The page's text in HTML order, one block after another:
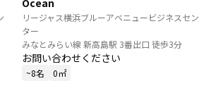
Ocean
リージャス横浜ブルーアベニュービジネスセン
ター
みなとみらい線 新高島駅 3番出口 徒歩3分
お問い合わせください
~8名 0㎡